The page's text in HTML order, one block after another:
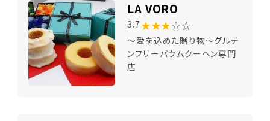
LA VORO
3.7 ★★★☆☆
～愛を込めた贈り物～グルテ
ンフリーバウムクーヘン専門
店